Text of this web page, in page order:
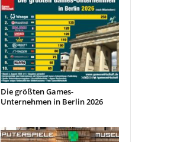
Die größten Games-
Unternehmen in Berlin 2026